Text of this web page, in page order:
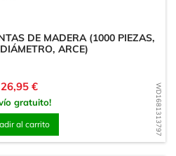
WD1681313797
DE MADERA (1000 PIEZAS,
ARCE)
Precio
26,95 €
gratuito!
al carrito